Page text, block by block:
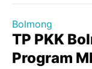
Bolmong
TP PKK
Program